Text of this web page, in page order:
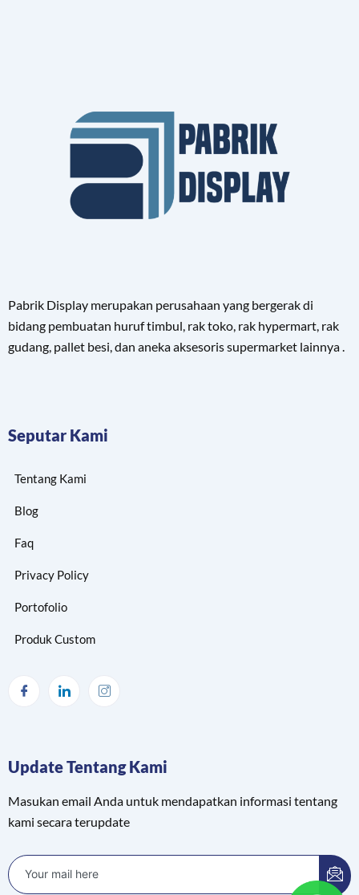
Pabrik Display merupakan perusahaan yang bergerak di
bidang pembuatan huruf timbul, rak toko, rak hypermart, rak
gudang, pallet besi, dan aneka aksesoris supermarket lainnya .
Seputar Kami
Tentang Kami
Blog
Faq
Privacy Policy
Portofolio
Produk Custom
Update Tentang Kami
Masukan email Anda untuk mendapatkan informasi tentang
kami secara terupdate